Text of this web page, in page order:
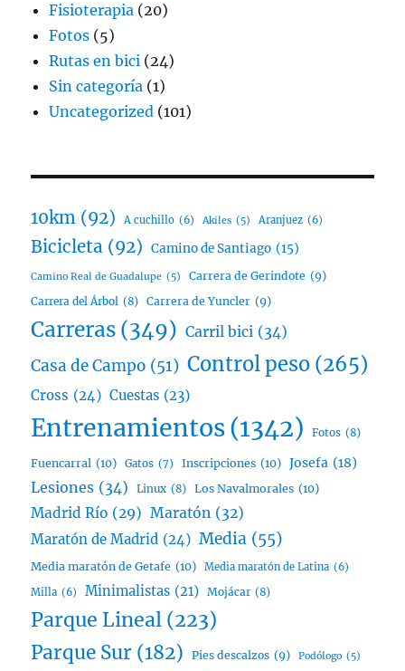
Fisioterapia (20)
Fotos (5)
Rutas en bici (24)
Sin categoría (1)
Uncategorized (101)
10km (92) A cuchillo (6) Akiles (5) Aranjuez (6)
Bicicleta (92) Camino de Santiago (15)
Camino Real de Guadalupe (5) Carrera de Gerindote (9)
Carrera del Árbol (8) Carrera de Yuncler (9)
Carreras (349) Carril bici (34)
Casa de Campo (51) Control peso (265)
Cross (24) Cuestas (23)
Entrenamientos(1342) Fotos (8)
Fuencarral (10) Gatos (7) Inscripciones (10) Josefa (18)
Lesiones (34) Linux (8) Los Navalmorales (10)
Madrid Río (29) Maratón (32)
Maratón de Madrid (24) Media (55)
Media maratón de Getafe (10) Media maratón de Latina (6)
Milla (6) Minimalistas (21) Mojácar (8)
Parque Lineal (223)
Parque Sur (182) Pies descalzos (9) Podólogo (5)